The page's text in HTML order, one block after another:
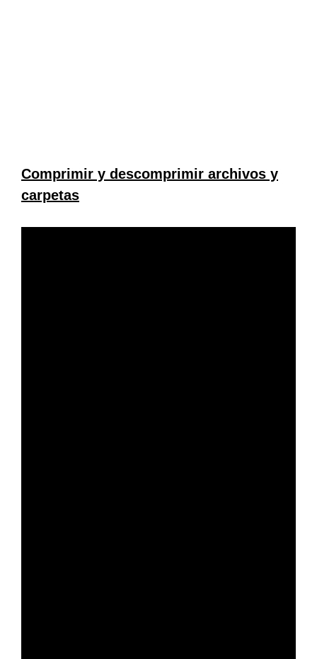
Comprimir y descomprimir archivos y
carpetas